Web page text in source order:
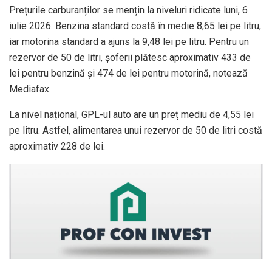
Prețurile carburanților se mențin la niveluri ridicate luni, 6
iulie 2026. Benzina standard costă în medie 8,65 lei pe litru,
iar motorina standard a ajuns la 9,48 lei pe litru. Pentru un
rezervor de 50 de litri, șoferii plătesc aproximativ 433 de
lei pentru benzină și 474 de lei pentru motorină, notează
Mediafax.
La nivel național, GPL-ul auto are un preț mediu de 4,55 lei
pe litru. Astfel, alimentarea unui rezervor de 50 de litri costă
aproximativ 228 de lei.